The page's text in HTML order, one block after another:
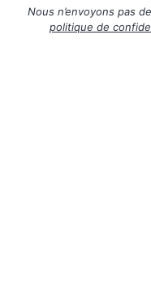
Nous n’envoyons pas
politique de